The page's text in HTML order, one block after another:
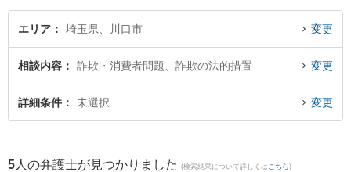
です。特に弁護士法人翠 川口事務所の石見 信明弁護士やさざんか総合法律事務
所の飯塚 隆史弁護士、石川義人法律事務所の石川 義人弁護士のプロフィール情
措置のトラブル解決の実績豊富な近くの弁護士を検索したい』『初回相談無料
で詐欺の法的措置を法律相談できる川口市内の弁護士に相談予約したい』など
でお困りの相談者さんにおすすめです。
エリア 埼玉県、川口市 変更
相談内容 詐欺・消費者問題、詐欺の法的措置 変更
詳細条件 未選択 変更
5 人の弁護士が見つかりました (検索結果について詳しくは こちら)